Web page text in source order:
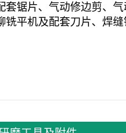
套锯片、气动修边剪、
铣平机及配套刀片、焊